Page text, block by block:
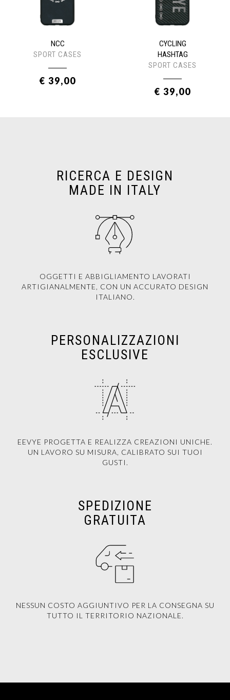
NCC
SPORT CASES
€ 39,00
CYCLING
HASHTAG
SPORT CASES
€ 39,00
RICERCA E DESIGN
MADE IN ITALY
OGGETTI E ABBIGLIAMENTO LAVORATI
ARTIGIANALMENTE, CON UN ACCURATO DESIGN
ITALIANO.
PERSONALIZZAZIONI
ESCLUSIVE
EEVYE PROGETTA E REALIZZA CREAZIONI UNICHE.
UN LAVORO SU MISURA, CALIBRATO SUI TUOI
GUSTI.
SPEDIZIONE
GRATUITA
NESSUN COSTO AGGIUNTIVO PER LA CONSEGNA SU
TUTTO IL TERRITORIO NAZIONALE.